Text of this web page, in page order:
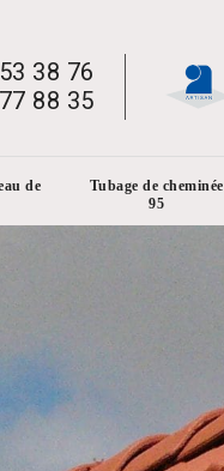
38 76
88 35
de
Tubage de cheminée
95